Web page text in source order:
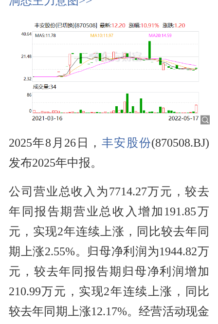
2025年8月26日， 丰安股份(870508.BJ)
发布2025年中报。
公司营业总收入为7714.27万元，较去
年同报告期营业总收入增加191.85万
元，实现2年连续上涨，同比较去年同
期上涨2.55%。归母净利润为1944.82万
元，较去年同报告期归母净利润增加
210.99万元，实现2年连续上涨，同比
较去年同期上涨12.17%。经营活动现金